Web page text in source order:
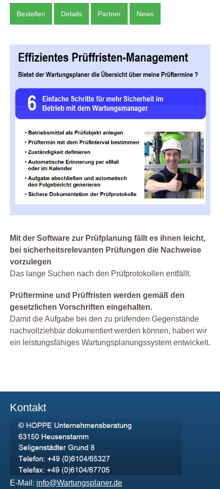
Bestellen Details Partner News
Mit der Software zur Prüfplanung fällt es ihnen leicht,
bei sicherheitsrelevanten Prüfungen die Nachweise
vorzulegen
Das lange Suchen nach den Prüfprotokollen entfällt.
Prüftermine und Prüffristen werden gemäß den
gesetzlichen Vorschriften eingehalten.
Damit die Aufgabe bei den zu prüfenden Gegenstände
nachvollziehbar dokumentiert werden können, haben wir
ein leistungsfähiges Wartungsplanungssystem entwickelt.
Kontakt
E-Mail: info@Wartungsplaner.de